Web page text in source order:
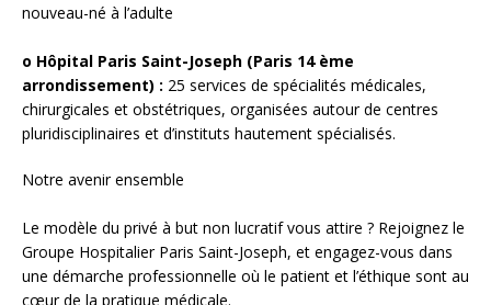
nouveau-né à l’adulte
o Hôpital Paris Saint-Joseph (Paris 14 ème
arrondissement) : 25 services de spécialités médicales,
chirurgicales et obstétriques, organisées autour de centres
pluridisciplinaires et d’instituts hautement spécialisés.
Notre avenir ensemble
Le modèle du privé à but non lucratif vous attire ? Rejoignez le
Groupe Hospitalier Paris Saint-Joseph, et engagez-vous dans
une démarche professionnelle où le patient et l’éthique sont au
cœur de la pratique médicale.